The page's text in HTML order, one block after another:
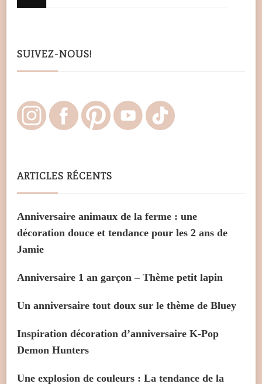
for
SUIVEZ-NOUS!
ARTICLES RÉCENTS
Anniversaire animaux de la ferme : une
décoration douce et tendance pour les 2 ans de
Jamie
Anniversaire 1 an garçon – Thème petit lapin
Un anniversaire tout doux sur le thème de Bluey
Inspiration décoration d’anniversaire K-Pop
Demon Hunters
Une explosion de couleurs : La tendance de la